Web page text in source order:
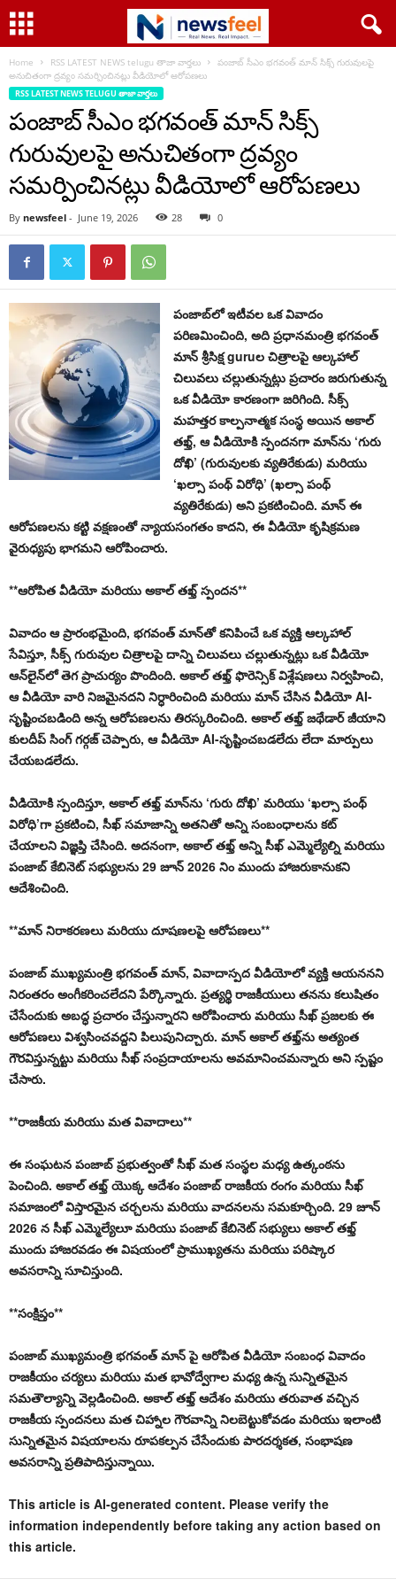
Home RSS LATEST NEWS telugu తాజా వార్తలు
పంజాబ్ సీఎం భగవంత్ మాన్ సిక్స్ గురువులపై
అనుచితంగా ద్రవ్యం సమర్పించినట్లు వీడియోలో ఆరోపణలు
RSS LATEST NEWS TELUGU తాజా వార్తలు
పంజాబ్ సీఎం భగవంత్ మాన్ సిక్స్
గురువులపై అనుచితంగా ద్రవ్యం
సమర్పించినట్లు వీడియోలో ఆరోపణలు
By newsfeel - June 19, 2026 28 0
పంజాబ్‌లో ఇటీవల ఒక వివాదం
పరిణమించింది, అది ప్రధానమంత్రి భగవంత్
మాన్ శ్రీసిక్ష guruల చిత్రాలపై ఆల్కహాల్
చిలువలు చల్లుతున్నట్లు ప్రచారం జరుగుతున్న
ఒక వీడియో కారణంగా జరిగింది. సీక్స్
మహత్తర కాల్పనాత్మక సంస్థ అయిన అకాల్
తఖ్త్, ఆ వీడియోకి స్పందనగా మాన్‌ను ‘గురు
దోఖి’ (గురువులకు వ్యతిరేకుడు) మరియు
‘ఖల్సా పంథ్ విరోధి’ (ఖల్సా పంథ్
వ్యతిరేకుడు) అని ప్రకటించింది. మాన్ ఈ
ఆరోపణలను కట్టి వక్షణంతో న్యాయసంగతం కాదని, ఈ వీడియో కృషిక్రమణ
వైరుధ్యపు భాగమని ఆరోపించారు.
**ఆరోపిత వీడియో మరియు అకాల్ తఖ్త్ స్పందన**
వివాదం ఆ ప్రారంభమైంది, భగవంత్ మాన్‌తో కనిపించే ఒక వ్యక్తి ఆల్కహాల్
సేవిస్తూ, సీక్స్ గురువుల చిత్రాలపై దాన్ని చిలువలు చల్లుతున్నట్లు ఒక వీడియో
ఆన్‌లైన్‌లో తెగ ప్రాచుర్యం పొందింది. అకాల్ తఖ్త్ ఫొరెన్సిక్ విశ్లేషణలు నిర్వహించి,
ఆ వీడియో వారి నిజమైనదని నిర్ధారించింది మరియు మాన్ చేసిన వీడియో AI-
సృష్టించబడింది అన్న ఆరోపణలను తిరస్కరించింది. అకాల్ తఖ్త్ జథేడార్ జీయాని
కులదీప్ సింగ్ గర్గజ్ చెప్పారు, ఆ వీడియో AI-సృష్టించబడలేదు లేదా మార్పులు
చేయబడలేదు.
వీడియోకి స్పందిస్తూ, అకాల్ తఖ్త్ మాన్‌ను ‘గురు దోఖి’ మరియు ‘ఖల్సా పంథ్
విరోధి’గా ప్రకటించి, సీఖ్ సమాజాన్ని అతనితో అన్ని సంబంధాలను కట్
చేయాలని విజ్ఞప్తి చేసింది. అదనంగా, అకాల్ తఖ్త్ అన్ని సీఖ్ ఎమ్మెల్యేల్ని మరియు
పంజాబ్ కేబినెట్ సభ్యులను 29 జూన్ 2026 నిం ముందు హాజరుకానుకని
ఆదేశించింది.
**మాన్ నిరాకరణలు మరియు దూషణలపై ఆరోపణలు**
పంజాబ్ ముఖ్యమంత్రి భగవంత్ మాన్, వివాదాస్పద వీడియోలో వ్యక్తి ఆయననని
నిరంతరం అంగీకరించలేదని పేర్కొన్నారు. ప్రత్యర్థి రాజకీయులు తనను కలుషితం
చేసేందుకు అబద్ధ ప్రచారం చేస్తున్నారని ఆరోపించారు మరియు సీఖ్ ప్రజలకు ఈ
ఆరోపణలు విశ్వసించవద్దని పిలుపునిచ్చారు. మాన్ అకాల్ తఖ్త్‌ను అత్యంత
గౌరవిస్తున్నట్టు మరియు సీఖ్ సంప్రదాయాలను అవమానించమన్నారు అని స్పష్టం
చేసారు.
**రాజకీయ మరియు మత వివాదాలు**
ఈ సంఘటన పంజాబ్ ప్రభుత్వంతో సీఖ్ మత సంస్థల మధ్య ఉత్కంఠను
పెంచింది. అకాల్ తఖ్త్ యొక్క ఆదేశం పంజాబ్ రాజకీయ రంగం మరియు సీఖ్
సమాజంలో విస్తారమైన చర్చలను మరియు వాదనలను సమకూర్చింది. 29 జూన్
2026 న సీఖ్ ఎమ్మెల్యేలూ మరియు పంజాబ్ కేబినెట్ సభ్యులు అకాల్ తఖ్త్
ముందు హాజరవడం ఈ విషయంలో ప్రాముఖ్యతను మరియు పరిష్కార
అవసరాన్ని సూచిస్తుంది.
**సంక్షిప్తం**
పంజాబ్ ముఖ్యమంత్రి భగవంత్ మాన్ పై ఆరోపిత వీడియో సంబంధ వివాదం
రాజకీయం చర్యలు మరియు మత భావోద్వేగాల మధ్య ఉన్న సున్నితమైన
సమతౌల్యాన్ని వెల్లడించింది. అకాల్ తఖ్త్ ఆదేశం మరియు తరువాత వచ్చిన
రాజకీయ స్పందనలు మత చిహ్నాల గౌరవాన్ని నిలబెట్టుకోవడం మరియు ఇలాంటి
సున్నితమైన విషయాలను రూపకల్పన చేసేందుకు పారదర్శకత, సంభాషణ
అవసరాన్ని ప్రతిపాదిస్తున్నాయి.
This article is AI-generated content. Please verify the
information independently before taking any action based on
this article.